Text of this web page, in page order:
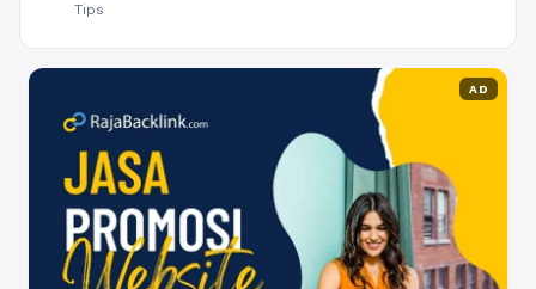
Tips
AD